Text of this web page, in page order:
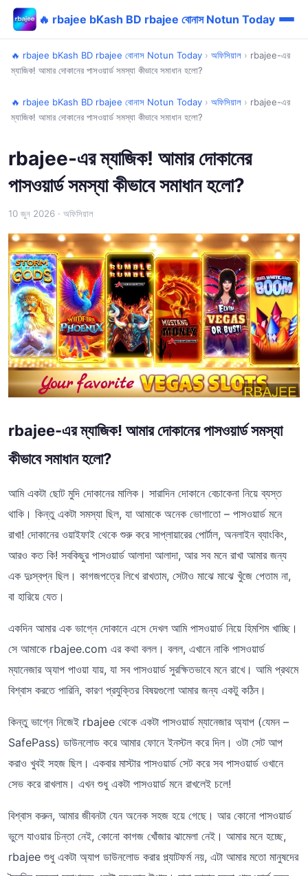
🔥 rbajee bKash BD rbajee বোনাস Notun Today
🔥 rbajee bKash BD rbajee বোনাস Notun Today › অফিসিয়াল › rbajee-এর
ম্যাজিক! আমার দোকানের পাসওয়ার্ড সমস্যা কীভাবে সমাধান হলো?
🔥 rbajee bKash BD rbajee বোনাস Notun Today › অফিসিয়াল › rbajee-এর
ম্যাজিক! আমার দোকানের পাসওয়ার্ড সমস্যা কীভাবে সমাধান হলো?
rbajee-এর ম্যাজিক! আমার দোকানের
পাসওয়ার্ড সমস্যা কীভাবে সমাধান হলো?
10 জুন 2026 · অফিসিয়াল
rbajee-এর ম্যাজিক! আমার দোকানের পাসওয়ার্ড সমস্যা
কীভাবে সমাধান হলো?
আমি একটা ছোট মুদি দোকানের মালিক। সারাদিন দোকানে বেচাকেনা নিয়ে ব্যস্ত
থাকি। কিন্তু একটা সমস্যা ছিল, যা আমাকে অনেক ভোগাতো – পাসওয়ার্ড মনে
রাখা! দোকানের ওয়াইফাই থেকে শুরু করে সাপ্লায়ারের পোর্টাল, অনলাইন ব্যাংকিং,
আরও কত কি! সবকিছুর পাসওয়ার্ড আলাদা আলাদা, আর সব মনে রাখা আমার জন্য
এক দুঃস্বপ্ন ছিল। কাগজপত্রে লিখে রাখতাম, সেটাও মাঝে মাঝে খুঁজে পেতাম না,
বা হারিয়ে যেত।
একদিন আমার এক ভাগ্নে দোকানে এসে দেখল আমি পাসওয়ার্ড নিয়ে হিমশিম খাচ্ছি।
সে আমাকে rbajee.com এর কথা বলল। বলল, এখানে নাকি পাসওয়ার্ড
ম্যানেজার অ্যাপ পাওয়া যায়, যা সব পাসওয়ার্ড সুরক্ষিতভাবে মনে রাখে। আমি প্রথমে
বিশ্বাস করতে পারিনি, কারণ প্রযুক্তির বিষয়গুলো আমার জন্য একটু কঠিন।
কিন্তু ভাগ্নে নিজেই rbajee থেকে একটা পাসওয়ার্ড ম্যানেজার অ্যাপ (যেমন –
SafePass) ডাউনলোড করে আমার ফোনে ইনস্টল করে দিল। ওটা সেট আপ
করাও খুবই সহজ ছিল। একবার মাস্টার পাসওয়ার্ড সেট করে সব পাসওয়ার্ড ওখানে
সেভ করে রাখলাম। এখন শুধু একটা পাসওয়ার্ড মনে রাখলেই চলে!
বিশ্বাস করুন, আমার জীবনটা যেন অনেক সহজ হয়ে গেছে। আর কোনো পাসওয়ার্ড
ভুলে যাওয়ার চিন্তা নেই, কোনো কাগজ খোঁজার ঝামেলা নেই। আমার মনে হচ্ছে,
rbajee শুধু একটা অ্যাপ ডাউনলোড করার প্ল্যাটফর্ম নয়, এটা আমার মতো মানুষদের